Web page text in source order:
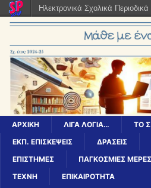
ΑΡΧΙΚΉ ΛΊΓΑ ΛΌΓΙΑ…
ΤΟ
ΕΚΠ. ΕΠΙΣΚΈΨΕΙΣ
ΔΡΆΣΕΙΣ
ΕΠΙΣΤΉΜΕΣ
ΠΑΓΚΌΣΜΙΕΣ ΜΈΡΕΣ
ΤΕΧΝΗ
ΕΠΙΚΑΙΡΟΤΗΤΑ
Ηλεκτρονικά Σχολικά